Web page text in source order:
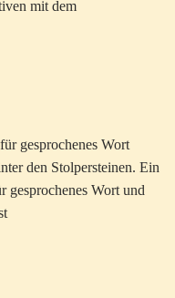
mit dem
gesprochenes Wort
den Stolpersteinen. Ein
gesprochenes Wort und